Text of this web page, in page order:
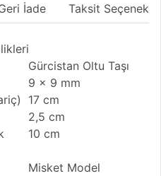
İade Taksit
Gürcistan Oltu Taşı
9 x 9 mm
17 cm
2,5 cm
10 cm
Misket Model